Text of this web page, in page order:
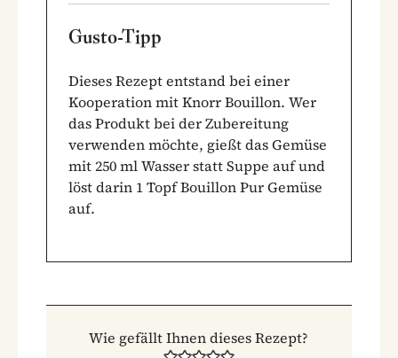
Gusto-Tipp
Dieses Rezept entstand bei einer
Kooperation mit Knorr Bouillon. Wer
das Produkt bei der Zubereitung
verwenden möchte, gießt das Gemüse
mit 250 ml Wasser statt Suppe auf und
löst darin 1 Topf Bouillon Pur Gemüse
auf.
Wie gefällt Ihnen dieses Rezept?